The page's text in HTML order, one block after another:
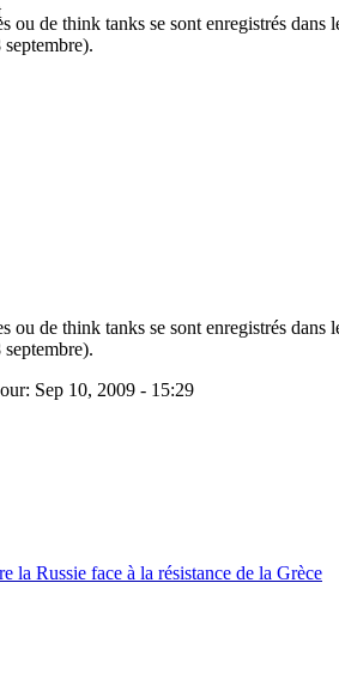
de think tanks se sont enregistrés
de think tanks se sont enregistrés
Sep 10, 2009 - 15:29
la Russie face à la résistance de la Grèce